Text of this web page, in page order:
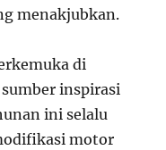
menakjubkan.
di
inspirasi
ini selalu
motor